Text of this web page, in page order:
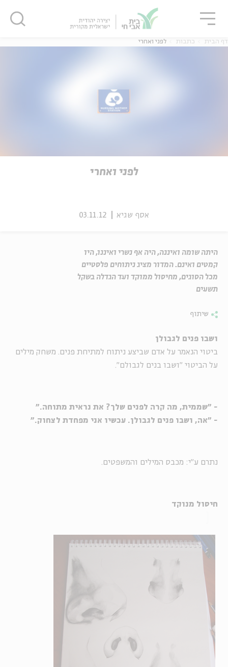
אנגלית
דף הבית כתבות לפני ואחרי
לפני ואחרי
אסף שגיא 03.11.12
היתה שומה ואיננה, היה אף נשרי ואיננו, היו
קמטים ואינם. המדור מציג ניתוחים פלסטיים
מכל הסוגים, מחיסול ממוקד ועד הגדלה בשקל
תשעים
שיתוף
ושבו פנים לגבולן
ביטוי הנאמר על אדם שביצע ניתוח למתיחת פנים. משחק מילים
על הביטוי "ושבו בנים לגבולם".
- "שממית, מה קרה לפנים שלך? את נראית מתוחה."
- "אה, ושבו פנים לגבולן. עכשיו אני מפחדת לצחוק."
נתרם ע"י: מכבס המילים והמשפטים.
חיסול מנוקד
סגור